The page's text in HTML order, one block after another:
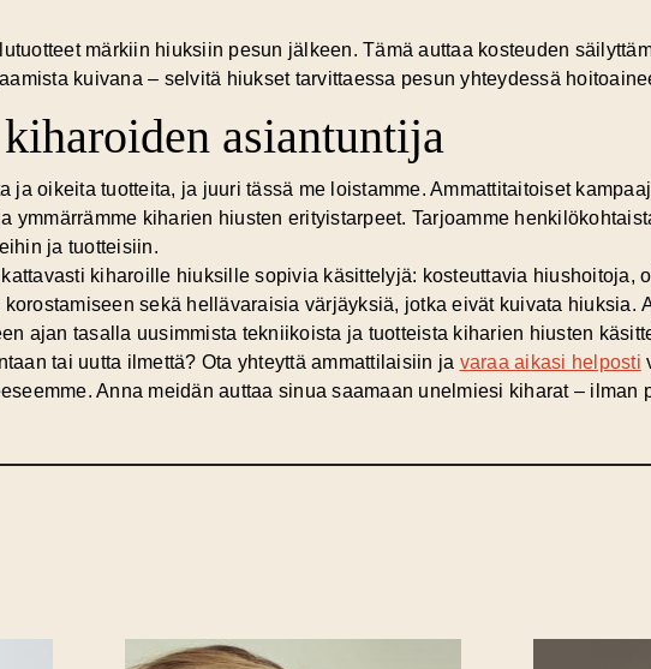
märkiin hiuksiin pesun jälkeen. Tämä auttaa kosteuden
kuivana – selvitä hiukset tarvittaessa pesun yhteydessä
asiantuntija
ja oikeita tuotteita, ja juuri tässä me loistamme. Ammattitaitoiset
ymmärrämme kiharien hiusten erityistarpeet. Tarjoamme
ja tuotteisiin.
kiharoille hiuksille sopivia käsittelyjä: kosteuttavia hiushoitoja,
sekä hellävaraisia värjäyksiä, jotka eivät kuivata hiuksia.
ajan tasalla uusimmista tekniikoista ja tuotteista kiharien hiusten
tai uutta ilmettä? Ota yhteyttä ammattilaisiin ja varaa aikasi helposti
Anna meidän auttaa sinua saamaan unelmiesi kiharat – ilman